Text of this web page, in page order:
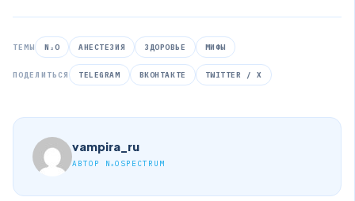
ТЕМЫ N₂O АНЕСТЕЗИЯ ЗДОРОВЬЕ МИФЫ
ПОДЕЛИТЬСЯ TELEGRAM ВКОНТАКТЕ TWITTER / X
vampira_ru
АВТОР N₂OSPECTRUM